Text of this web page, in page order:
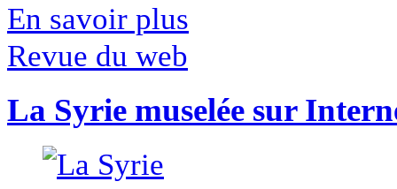
En savoir plus
Revue du web
La Syrie muselée sur